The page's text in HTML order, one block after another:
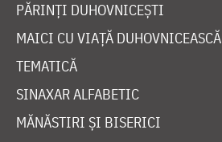
PĂRINȚI DUHOVNICEȘTI
MAICI CU VIAȚĂ DUHOVNICEASCĂ
TEMATICĂ
SINAXAR ALFABETIC
MĂNĂSTIRI ȘI BISERICI